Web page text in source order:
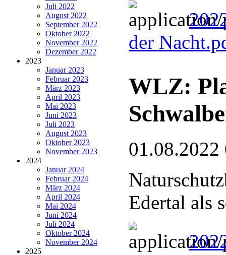
Juli 2022
August 2022
September 2022
Oktober 2022
November 2022
Dezember 2022
2023
Januar 2023
Februar 2023
März 2023
April 2023
Mai 2023
Juni 2023
Juli 2023
August 2023
Oktober 2023
November 2023
2024
Januar 2024
Februar 2024
März 2024
April 2024
Mai 2024
Juni 2024
Juli 2024
Oktober 2024
November 2024
2025
der
WLZ:
01.08.2022
Edertal als